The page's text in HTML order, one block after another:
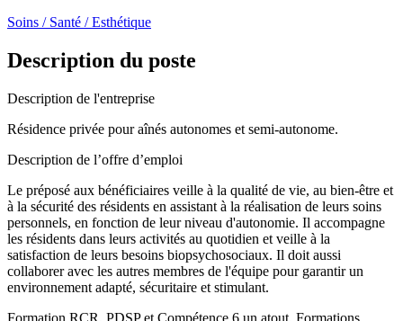
Soins / Santé / Esthétique
Description du poste
Description de l'entreprise
Résidence privée pour aînés autonomes et semi-autonome.
Description de l’offre d’emploi
Le préposé aux bénéficiaires veille à la qualité de vie, au bien-être et
à la sécurité des résidents en assistant à la réalisation de leurs soins
personnels, en fonction de leur niveau d'autonomie. Il accompagne
les résidents dans leurs activités au quotidien et veille à la
satisfaction de leurs besoins biopsychosociaux. Il doit aussi
collaborer avec les autres membres de l'équipe pour garantir un
environnement adapté, sécuritaire et stimulant.
Formation RCR, PDSP et Compétence 6 un atout. Formations